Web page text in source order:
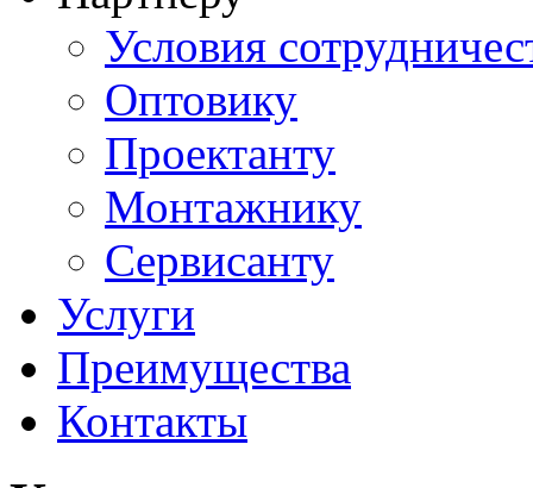
Условия
Оптовику
Проектанту
Монтажнику
Сервисанту
Услуги
Преимущества
Контакты